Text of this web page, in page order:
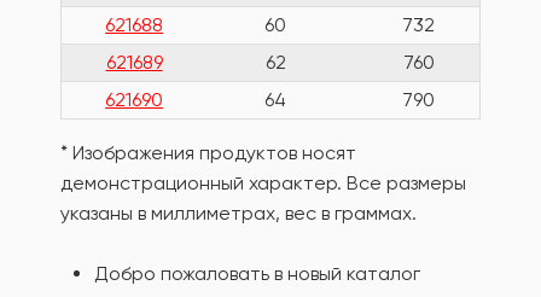
621688
60
732
621689
62
760
621690
64 790
* Изображения продуктов носят
демонстрационный характер. Все размеры
указаны в миллиметрах, вес в граммах.
Добро пожаловать в новый каталог